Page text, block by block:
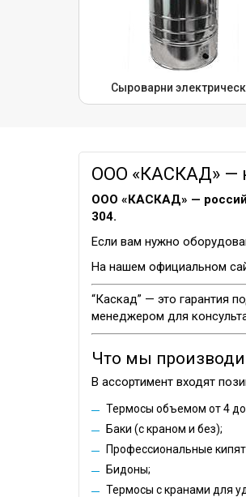
Сыроварни
ООО «КАСКАД» —
ООО «КАСКАД» —
304.
Если вам нужно
На нашем официальном
“Каскад” — это гарантия
менеджером для
Что мы
В ассортимент входят
Термосы объемом от 4 до
Баки (с краном и без);
Профессиональные
Бидоны;
Термосы с кранами для